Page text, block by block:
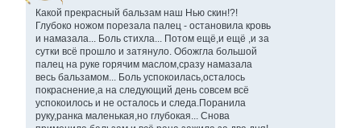
Какой прекрасный бальзам наш Нью скин!?!
Глубоко ножом порезала палец - остановила кровь
и намазала... Боль стихла... Потом ещё,и ещё ,и за
сутки всё прошло и затянуло. Обожгла большой
палец на руке горячим маслом,сразу намазала
весь бальзамом... Боль успокоилась,осталось
покраснение,а на следующий день совсем всё
успокоилось и не осталось и следа.Поранила
руку,ранка маленькая,но глубокая... Снова